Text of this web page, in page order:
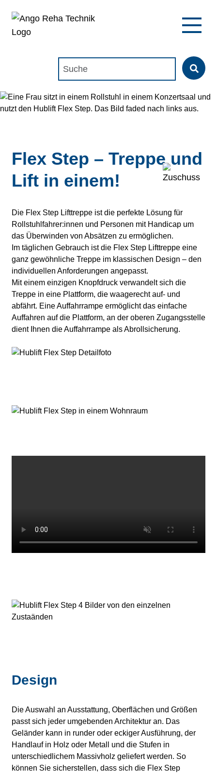
Suchen nach:
Flex Step – Treppe und
Lift in einem!
Die Flex Step Lifttreppe ist die perfekte Lösung für
Rollstuhlfahrer:innen und Personen mit Handicap um
das Überwinden von Absätzen zu ermöglichen.
Im täglichen Gebrauch ist die Flex Step Lifttreppe eine
ganz gewöhnliche Treppe im klassischen Design – den
individuellen Anforderungen angepasst.
Mit einem einzigen Knopfdruck verwandelt sich die
Treppe in eine Plattform, die waagerecht auf- und
abfährt. Eine Auffahrrampe ermöglicht das einfache
Auffahren auf die Plattform, an der oberen Zugangsstelle
dient Ihnen die Auffahrrampe als Abrollsicherung.
Design
Die Auswahl an Ausstattung, Oberflächen und Größen
passt sich jeder umgebenden Architektur an. Das
Geländer kann in runder oder eckiger Ausführung, der
Handlauf in Holz oder Metall und die Stufen in
unterschiedlichem Massivholz geliefert werden. So
können Sie sicherstellen, dass sich die Flex Step